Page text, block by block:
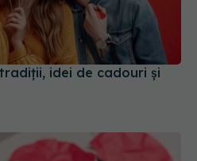
idei de cadouri și